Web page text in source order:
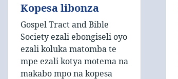
Kopesa libonza
Gospel Tract and Bible
Society ezali ebongiseli oyo
ezali koluka matomba te
mpe ezali kotya motema na
makabo mpo na kopesa